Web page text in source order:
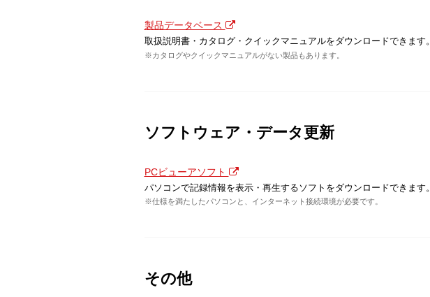
製品データベース
取扱説明書・カタログ・クイックマニュアルをダウンロードできます。
※カタログやクイックマニュアルがない製品もあります。
ソフトウェア・データ更新
PCビューアソフト
パソコンで記録情報を表示・再生するソフトをダウンロードできます。
※仕様を満たしたパソコンと、インターネット接続環境が必要です。
その他